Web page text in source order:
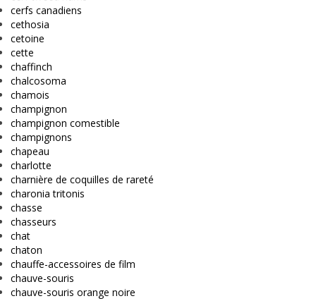
cerfs canadiens
cethosia
cetoine
cette
chaffinch
chalcosoma
chamois
champignon
champignon comestible
champignons
chapeau
charlotte
charnière de coquilles de rareté
charonia tritonis
chasse
chasseurs
chat
chaton
chauffe-accessoires de film
chauve-souris
chauve-souris orange noire